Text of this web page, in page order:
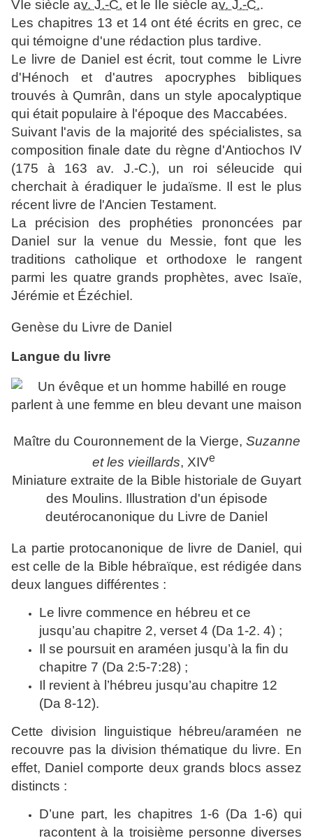
VIe siècle av. J.-C. et le IIe siècle av. J.-C..
Les chapitres 13 et 14 ont été écrits en grec, ce
qui témoigne d'une rédaction plus tardive.
Le livre de Daniel est écrit, tout comme le Livre
d'Hénoch et d'autres apocryphes bibliques
trouvés à Qumrân, dans un style apocalyptique
qui était populaire à l'époque des Maccabées.
Suivant l'avis de la majorité des spécialistes, sa
composition finale date du règne d'Antiochos IV
(175 à 163 av. J.-C.), un roi séleucide qui
cherchait à éradiquer le judaïsme. Il est le plus
récent livre de l'Ancien Testament.
La précision des prophéties prononcées par
Daniel sur la venue du Messie, font que les
traditions catholique et orthodoxe le rangent
parmi les quatre grands prophètes, avec Isaïe,
Jérémie et Ézéchiel.
Genèse du Livre de Daniel
Langue du livre
Maître du Couronnement de la Vierge, Suzanne
et les vieillards, XIVe
Miniature extraite de la Bible historiale de Guyart
des Moulins. Illustration d'un épisode
deutérocanonique du Livre de Daniel
La partie protocanonique de livre de Daniel, qui
est celle de la Bible hébraïque, est rédigée dans
deux langues différentes :
Le livre commence en hébreu et ce
jusqu’au chapitre 2, verset 4 (Da 1-2. 4) ;
Il se poursuit en araméen jusqu’à la fin du
chapitre 7 (Da 2:5-7:28) ;
Il revient à l’hébreu jusqu’au chapitre 12
(Da 8-12).
Cette division linguistique hébreu/araméen ne
recouvre pas la division thématique du livre. En
effet, Daniel comporte deux grands blocs assez
distincts :
D’une part, les chapitres 1-6 (Da 1-6) qui
racontent à la troisième personne diverses